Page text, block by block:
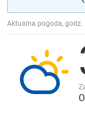
JAKOŚĆ POWIETRZA
Aktualna pogoda, godz.